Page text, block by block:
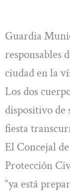
Guardia
responsables
ciudad en la
Los dos
dispositivo de
fiesta
El Concejal
Protección
“ya está